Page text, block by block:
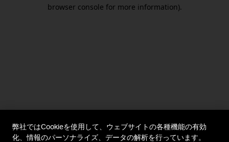
browser console for more information).
弊社ではCookieを使用して、ウェブサイトの各種機能の有効
化、情報のパーソナライズ、データの解析を行っています。